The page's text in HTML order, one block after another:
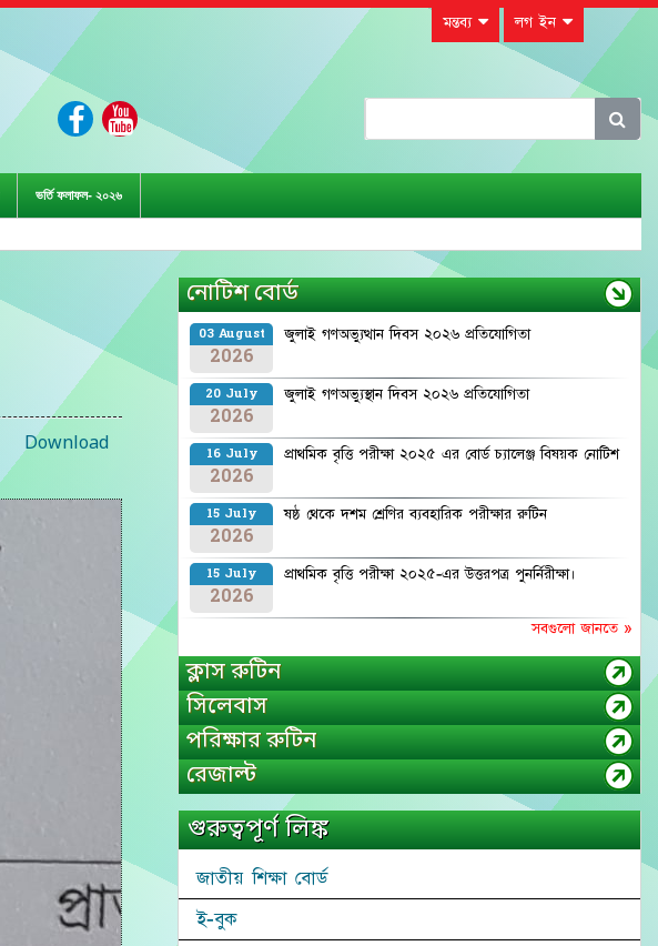
মন্তব্য লগ ইন
ভর্তি ফলাফল- ২০২৬
Download
নোটিশ বোর্ড
03 August
2026
জুলাই গণঅভ্যুত্থান দিবস ২০২৬ প্রতিযোগিতা
20 July
2026
জুলাই গণঅভ্যুস্থান দিবস ২০২৬ প্রতিযোগিতা
16 July
2026
প্রাথমিক বৃত্তি পরীক্ষা ২০২৫ এর বোর্ড চ্যালেঞ্জ বিষয়ক নোটিশ
15 July
2026
ষষ্ঠ থেকে দশম শ্রেণির ব্যবহারিক পরীক্ষার রুটিন
15 July
2026
প্রাথমিক বৃত্তি পরীক্ষা ২০২৫-এর উত্তরপত্র পুনর্নিরীক্ষা।
সবগুলো জানতে »
ক্লাস রুটিন
সিলেবাস
পরিক্ষার রুটিন
রেজাল্ট
গুরুত্বপূর্ণ লিঙ্ক
জাতীয় শিক্ষা বোর্ড
ই-বুক